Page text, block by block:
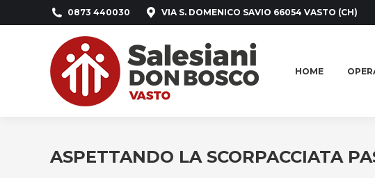
0873 440030 VIA S. DOMENICO SAVIO 66054 VASTO (CH)
HOME
ASPETTANDO LA SCORPACCIATA